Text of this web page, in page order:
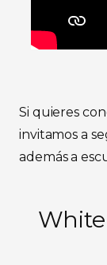
Si quieres
invitamos a
además a